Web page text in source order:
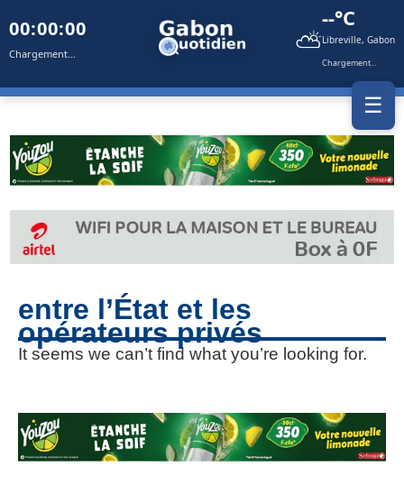
00:00:00
Chargement... ⛅
--°C
Libreville, Gabon
Chargement...
☰
entre l’État et les
opérateurs privés
It seems we can’t find what you’re looking for.